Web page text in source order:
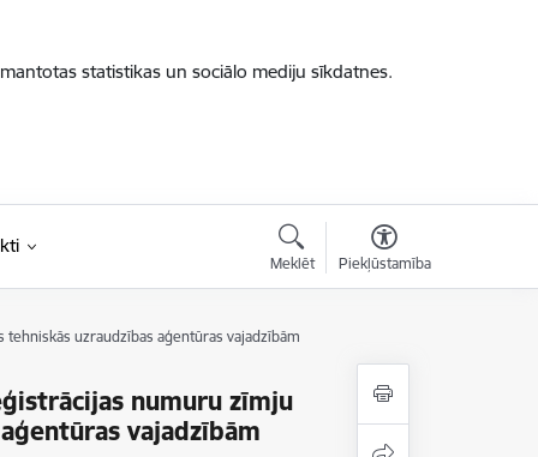
statistikas un sociālo mediju sīkdatnes.
Meklēt Piekļūstamība
uzraudzības aģentūras vajadzībām
numuru zīmju
vajadzībām